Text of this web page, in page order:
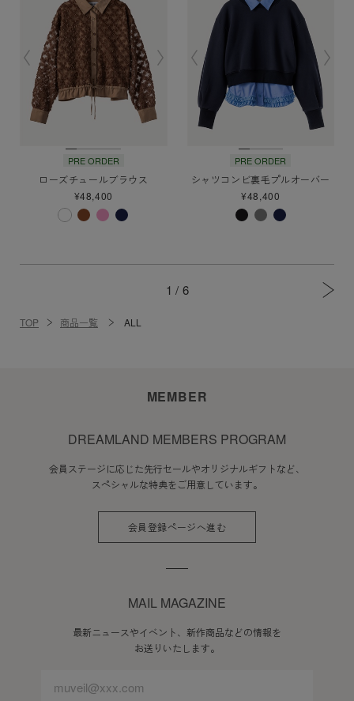
PRE ORDER
ローズチュールブラウス
¥48,400
PRE ORDER
シャツコンビ裏毛プルオーバー
¥48,400
1 / 6
TOP 商品一覧 ALL
MEMBER
DREAMLAND MEMBERS PROGRAM
会員ステージに応じた先行セールやオリジナルギフトなど、
スペシャルな特典をご用意しています。
会員登録ページへ進む
MAIL MAGAZINE
最新ニュースやイベント、新作商品などの情報を
お送りいたします。